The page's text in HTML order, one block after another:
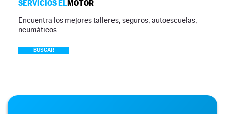
SERVICIOS ELMOTOR
Encuentra los mejores talleres, seguros, autoescuelas,
neumáticos…
BUSCAR